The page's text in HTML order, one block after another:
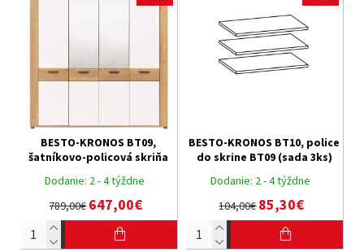
Dodanie: 2 - 4 týždne
BESTO-KRONOS BT09,
šatníkovo-policová skriňa
789,00€647,00€
Dodanie: 2 - 4 týždne
BESTO-KRONOS BT10, police
do skrine BT09 (sada 3ks)
104,00€85,30€